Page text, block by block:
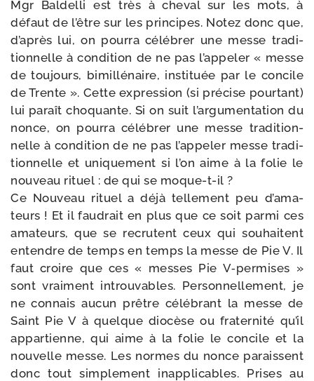
Mgr Baldelli est très à che­val sur les mots, à
défaut de l’être sur les prin­cipes. Notez donc que,
d’a­près lui, on pour­ra célé­brer une messe tra­di­
tion­nelle à condi­tion de ne pas l’ap­pe­ler « messe
de tou­jours, bimil­lé­naire, ins­ti­tuée par le concile
de Trente ». Cette expres­sion (si pré­cise pour­tant)
lui paraît cho­quante. Si on suit l’ar­gu­men­ta­tion du
nonce, on pour­ra célé­brer une messe tra­di­tion­
nelle à condi­tion de ne pas l’ap­pe­ler messe tra­di­
tion­nelle et uni­que­ment si l’on aime à la folie le
nou­veau rituel : de qui se moque-t-il ?
Ce Nouveau rituel a déjà tel­le­ment peu d’a­ma­
teurs ! Et il fau­drait en plus que ce soit par­mi ces
ama­teurs, que se recrutent ceux qui sou­haitent
entendre de temps en temps la messe de Pie V. Il
faut croire que ces « messes Pie V‑permises »
sont vrai­ment introu­vables. Personnellement, je
ne connais aucun prêtre célé­brant la messe de
Saint Pie V à quelque dio­cèse ou fra­ter­ni­té qu’il
appar­tienne, qui aime à la folie le concile et la
nou­velle messe. Les normes du nonce paraissent
donc tout sim­ple­ment inap­pli­cables. Prises au